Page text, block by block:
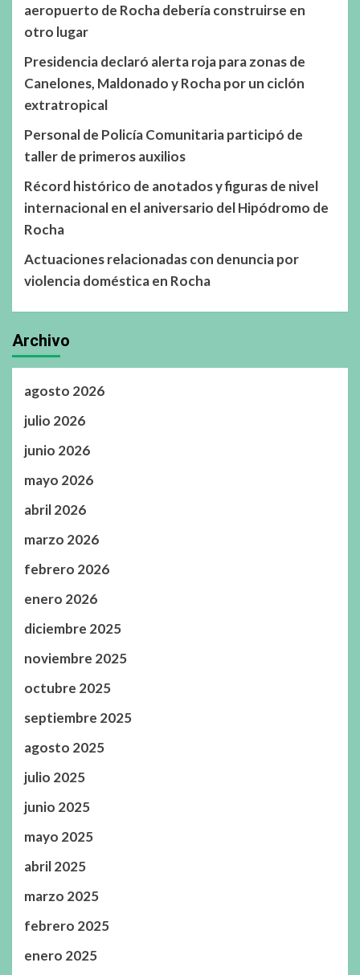
aeropuerto de Rocha debería construirse en
otro lugar
Presidencia declaró alerta roja para zonas de
Canelones, Maldonado y Rocha por un ciclón
extratropical
Personal de Policía Comunitaria participó de
taller de primeros auxilios
Récord histórico de anotados y figuras de nivel
internacional en el aniversario del Hipódromo de
Rocha
Actuaciones relacionadas con denuncia por
violencia doméstica en Rocha
Archivo
agosto 2026
julio 2026
junio 2026
mayo 2026
abril 2026
marzo 2026
febrero 2026
enero 2026
diciembre 2025
noviembre 2025
octubre 2025
septiembre 2025
agosto 2025
julio 2025
junio 2025
mayo 2025
abril 2025
marzo 2025
febrero 2025
enero 2025